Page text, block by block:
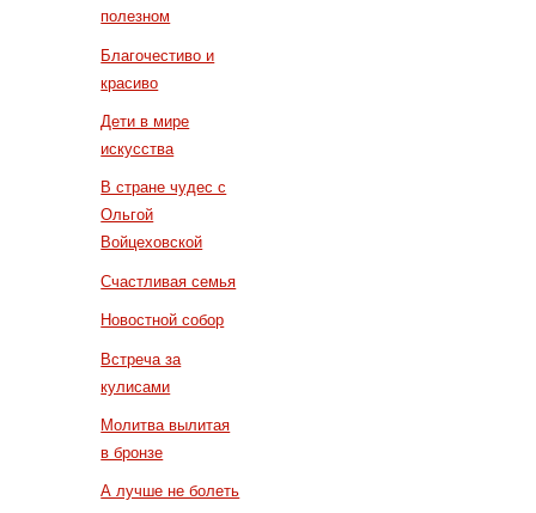
полезном
Благочестиво и
красиво
Дети в мире
искусства
В стране чудес с
Ольгой
Войцеховской
Счастливая семья
Новостной собор
Встреча за
кулисами
Молитва вылитая
в бронзе
А лучше не болеть